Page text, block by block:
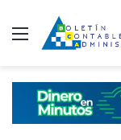
Menú